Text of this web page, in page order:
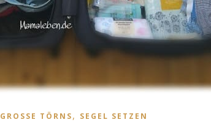
GROSSE TÖRNS , SEGEL SETZEN